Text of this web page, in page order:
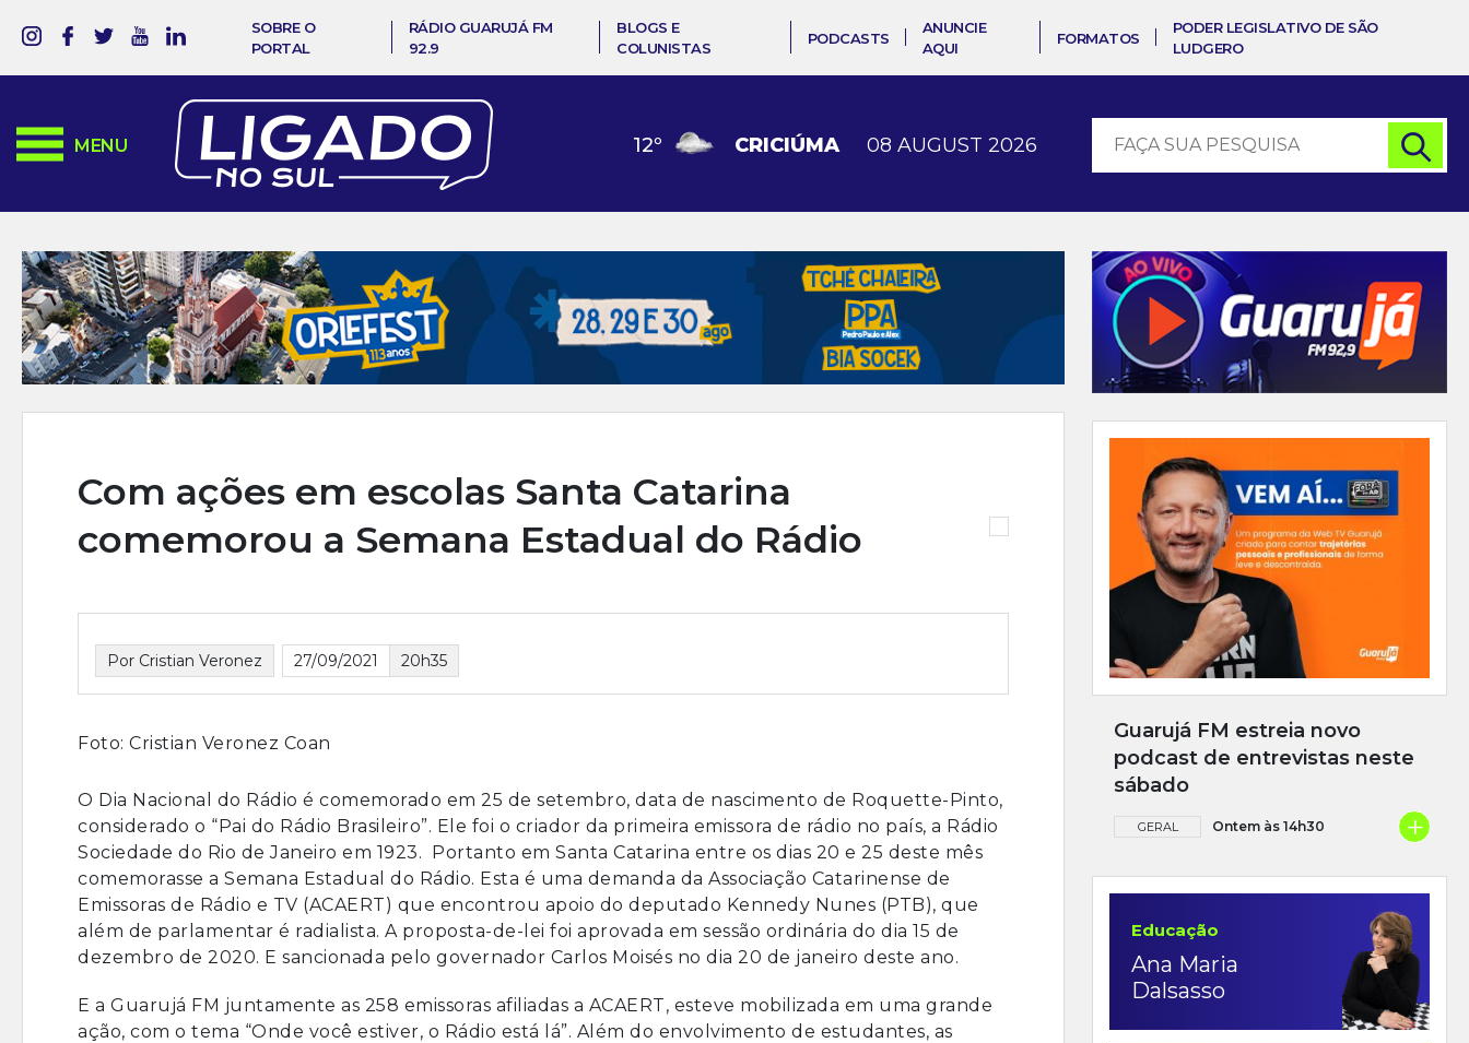
SOBRE O
PORTAL
RÁDIO GUARUJÁ FM
92.9
BLOGS E
COLUNISTAS
PODCASTS
ANUNCIE
AQUI
FORMATOS
PODER LEGISLATIVO DE SÃO
LUDGERO
MENU 12º CRICIÚMA 08 AUGUST 2026
Com ações em escolas Santa Catarina
comemorou a Semana Estadual do Rádio
Por Cristian Veronez 27/09/2021 20h35
Foto: Cristian Veronez Coan
O Dia Nacional do Rádio é comemorado em 25 de setembro, data de nascimento de Roquette-Pinto,
considerado o “Pai do Rádio Brasileiro”. Ele foi o criador da primeira emissora de rádio no país, a Rádio
Sociedade do Rio de Janeiro em 1923. Portanto em Santa Catarina entre os dias 20 e 25 deste mês
comemorasse a Semana Estadual do Rádio. Esta é uma demanda da Associação Catarinense de
Emissoras de Rádio e TV (ACAERT) que encontrou apoio do deputado Kennedy Nunes (PTB), que
além de parlamentar é radialista. A proposta-de-lei foi aprovada em sessão ordinária do dia 15 de
dezembro de 2020. E sancionada pelo governador Carlos Moisés no dia 20 de janeiro deste ano.
E a Guarujá FM juntamente as 258 emissoras afiliadas a ACAERT, esteve mobilizada em uma grande
ação, com o tema “Onde você estiver, o Rádio está lá”. Além do envolvimento de estudantes, as
Guarujá FM estreia novo
podcast de entrevistas neste
sábado
GERAL Ontem às 14h30 +
Educação
Ana Maria
Dalsasso